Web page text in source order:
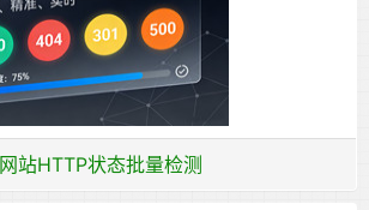
网站HTTP状态批量检测